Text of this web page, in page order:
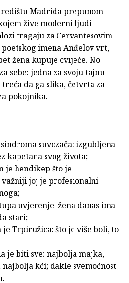
Madrida prepunom
žive moderni ljudi
tragaju za Cervantesovim
imena Anđelov vrt,
žena kupuje cvijeće. No
sebe: jedna za svoju tajnu
da ga slika, četvrta za
pokojnika.
suvozača: izgubljena
kapetana svog života;
je hendikep što je
važniji joj je profesionalni
uvjerenje: žena danas ima
stari;
je Trpiružica: što je više boli, to
je biti sve: najbolja majka,
kći; dakle svemoćnost